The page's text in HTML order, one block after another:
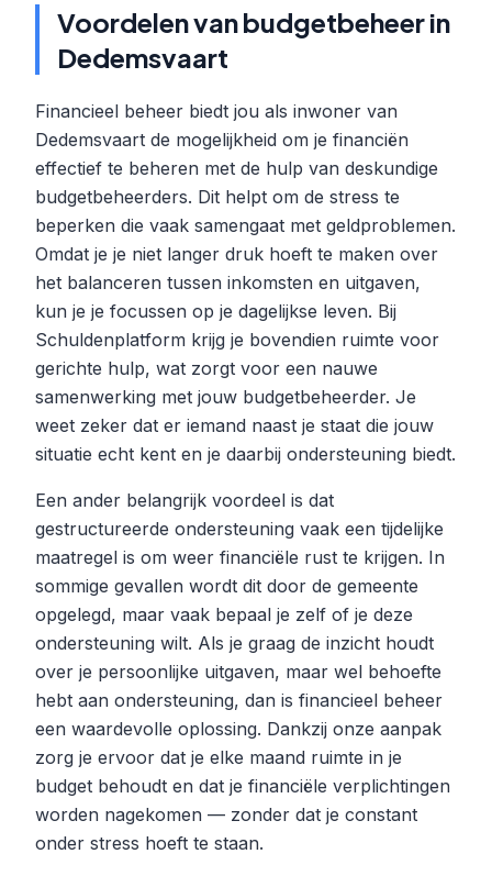
Voordelen van budgetbeheer in
Dedemsvaart
Financieel beheer biedt jou als inwoner van
Dedemsvaart de mogelijkheid om je financiën
effectief te beheren met de hulp van deskundige
budgetbeheerders. Dit helpt om de stress te
beperken die vaak samengaat met geldproblemen.
Omdat je je niet langer druk hoeft te maken over
het balanceren tussen inkomsten en uitgaven,
kun je je focussen op je dagelijkse leven. Bij
Schuldenplatform krijg je bovendien ruimte voor
gerichte hulp, wat zorgt voor een nauwe
samenwerking met jouw budgetbeheerder. Je
weet zeker dat er iemand naast je staat die jouw
situatie echt kent en je daarbij ondersteuning biedt.
Een ander belangrijk voordeel is dat
gestructureerde ondersteuning vaak een tijdelijke
maatregel is om weer financiële rust te krijgen. In
sommige gevallen wordt dit door de gemeente
opgelegd, maar vaak bepaal je zelf of je deze
ondersteuning wilt. Als je graag de inzicht houdt
over je persoonlijke uitgaven, maar wel behoefte
hebt aan ondersteuning, dan is financieel beheer
een waardevolle oplossing. Dankzij onze aanpak
zorg je ervoor dat je elke maand ruimte in je
budget behoudt en dat je financiële verplichtingen
worden nagekomen — zonder dat je constant
onder stress hoeft te staan.